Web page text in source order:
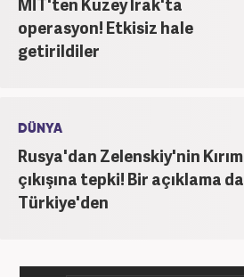
operasyon! Etkisiz hale
getirildiler
DÜNYA
Rusya'dan Zelenskiy'nin Kırım
çıkışına tepki! Bir açıklama da
Türkiye'den